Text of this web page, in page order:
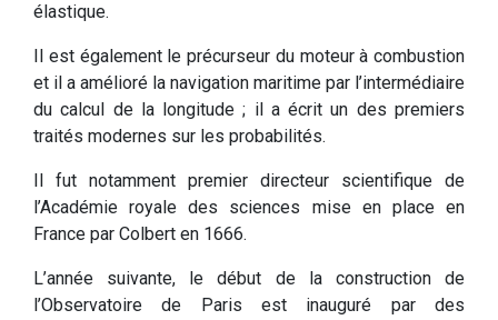
élastique.
Il est également le précurseur du moteur à combustion
et il a amélioré la navigation maritime par l’intermédiaire
du calcul de la longitude ; il a écrit un des premiers
traités modernes sur les probabilités.
Il fut notamment premier directeur scientifique de
l’Académie royale des sciences mise en place en
France par Colbert en 1666.
L’année suivante, le début de la construction de
l’Observatoire de Paris est inauguré par des